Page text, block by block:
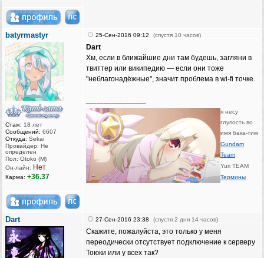
batyrmastyr
Стаж: 18 лет
Сообщений: 6607
Откуда: Sekai
Провайдер: Не
определен
Пол: Otoko (M)
Он-лайн: Нет
Карма: +36.37
25-Сен-2016 09:12 (спустя 10 часов)
Dart
Хм, если в ближайшие дни там будешь, загляни в
твиттер или википедию — если они тоже
"неблагонадёжные", значит проблема в wi-fi точке.
я несу
глупость во
имя бака-тим
Gundam
Team
Yuri TEAM
Термины
Dart 27-Сен-2016 23:38 (спустя 2 дня 14 часов)
Скажите, пожалуйста, это только у меня
переодически отсутствует подключение к серверу
Тоюки или у всех так?